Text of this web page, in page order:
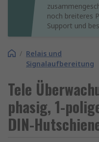
noch breiteres
Support und
/ Relais und
Signalaufbereitung
Tele
phasig, 1-
DIN-